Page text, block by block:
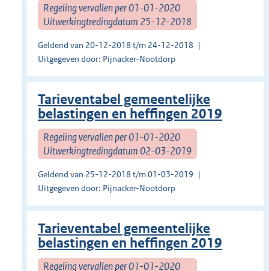
Regeling vervallen per 01-01-2020
Uitwerkingtredingdatum 25-12-2018
Geldend van 20-12-2018 t/m 24-12-2018
Uitgegeven door: Pijnacker-Nootdorp
Tarieventabel gemeentelijke
belastingen en heffingen 2019
Regeling vervallen per 01-01-2020
Uitwerkingtredingdatum 02-03-2019
Geldend van 25-12-2018 t/m 01-03-2019
Uitgegeven door: Pijnacker-Nootdorp
Tarieventabel gemeentelijke
belastingen en heffingen 2019
Regeling vervallen per 01-01-2020